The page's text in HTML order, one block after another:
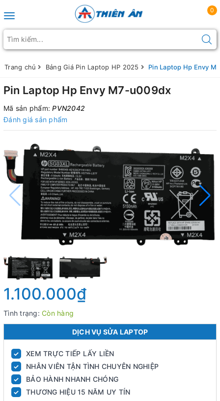
Toggle navigation
0
Trang chủ Bảng Giá Pin Laptop HP 2025 Pin Laptop Hp Envy
Pin Laptop Hp Envy M7-u009dx
Mã sản phẩm:PVN2042
Đánh giá sản phẩm
1.100.000₫
Tình trạng: Còn hàng
DỊCH VỤ SỬA LAPTOP
✓ XEM TRỰC TIẾP LẤY LIỀN
✓ NHÂN VIÊN TẬN TÌNH CHUYÊN NGHIỆP
✓ BẢO HÀNH NHANH CHÓNG
✓ THƯƠNG HIỆU 15 NĂM UY TÍN